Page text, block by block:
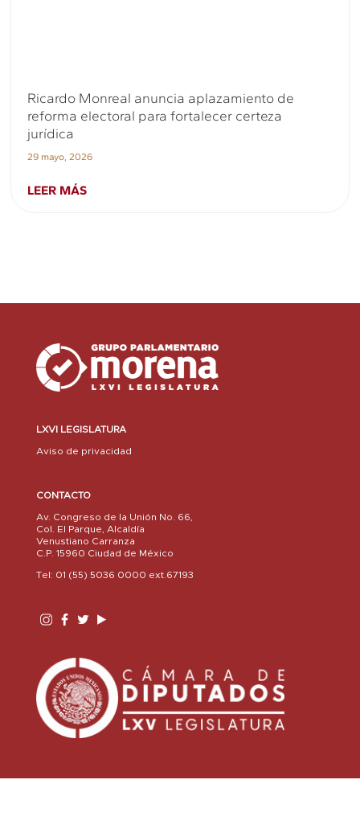
Ricardo Monreal anuncia aplazamiento de
reforma electoral para fortalecer certeza
jurídica
29 mayo, 2026
LEER MÁS
LXVI LEGISLATURA
Aviso de privacidad
CONTACTO
Av. Congreso de la Unión No. 66,
Col. El Parque, Alcaldía
Venustiano Carranza
C.P. 15960 Ciudad de México
Tel: 01 (55) 5036 0000 ext.67193